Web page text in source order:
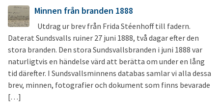
Minnen från branden 1888
Utdrag ur brev från Frida Stéenhoff till fadern.
Daterat Sundsvalls ruiner 27 juni 1888, två dagar efter den
stora branden. Den stora Sundsvallsbranden i juni 1888 var
naturligtvis en händelse värd att berätta om under en lång
tid därefter. I Sundsvallsminnens databas samlar vi alla dessa
brev, minnen, fotografier och dokument som finns bevarade
[…]